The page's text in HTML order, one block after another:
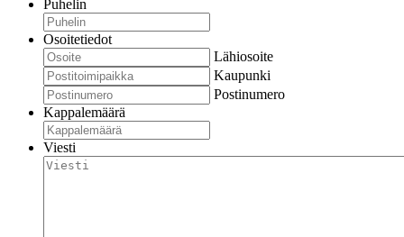
Puhelin
Osoitetiedot
Lähiosoite
Kaupunki
Postinumero
Kappalemäärä
Viesti